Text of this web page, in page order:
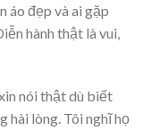
áo đẹp và ai gặp
hành thật là vui,
nói thật dù biết
hài lòng. Tôi nghĩ họ